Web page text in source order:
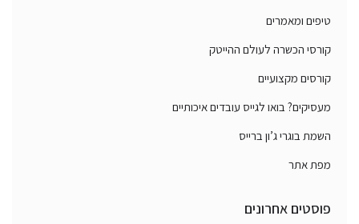
טיפים ומאמרים
קורסי הכשרה לעולם ההייטק
קורסים מקצועיים
מעסיקים? בואו לגייס עובדים איכותיים
השמת בוגרי ג’ון ברייס
מפת אתר
פוסטים אחרונים